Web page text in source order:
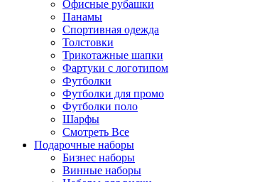
Офисные рубашки
Панамы
Спортивная одежда
Толстовки
Трикотажные шапки
Фартуки с логотипом
Футболки
Футболки для промо
Футболки поло
Шарфы
Смотреть Все
Подарочные наборы
Бизнес наборы
Винные наборы